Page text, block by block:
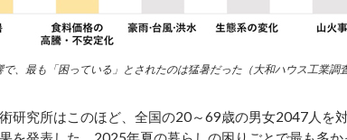
、最も「困っている」とされたのは猛暑だった（大和ハウス工業調
研究所はこのほど、全国の20～69歳の男女2047人を